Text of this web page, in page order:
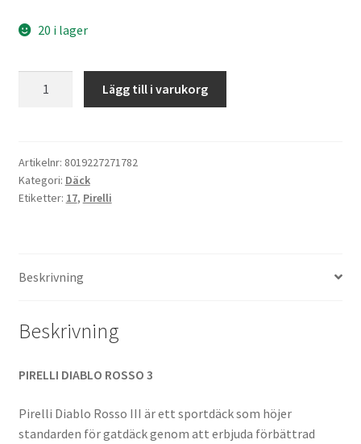
20 i lager
240/45
ZR
17
mängd
Lägg till i varukorg
Artikelnr: 8019227271782
Kategori: Däck
Etiketter: 17, Pirelli
Beskrivning
Beskrivning
PIRELLI DIABLO ROSSO 3
Pirelli Diablo Rosso III är ett sportdäck som höjer
standarden för gatdäck genom att erbjuda förbättrad